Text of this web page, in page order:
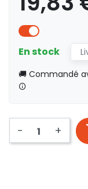
En stock
🚚 Commandé
- +